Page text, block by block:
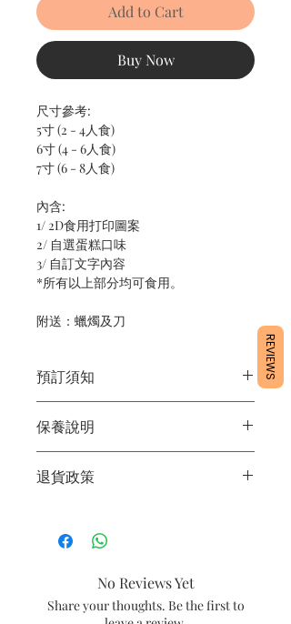
Add to Cart
Buy Now
尺寸參考:
5寸 (2 - 4人食)
6寸 (4 - 6人食)
7寸 (6 - 8人食)
內含:
1/ 2D食用打印圖案
2/ 自選蛋糕口味
3/ 自訂文字內容
*所有以上部分均可食用。
附送：蠟燭及刀
預訂須知
定日期取貨請提早10 - 14天前落單🤗
2/ 下單後24小時內會有專人電郵確認訂
單
3/ 取貨時需要出示確認訊息 或 訂單編
店】
6/ 送貨訂單：本店只提供營業時間內送
貨。運費請參考常見問題。
保養說明
2/ 運送時避免大力搖晃
退貨政策
作，不設退換。
No Reviews Yet
Share your thoughts. Be the first to
REVIEWS